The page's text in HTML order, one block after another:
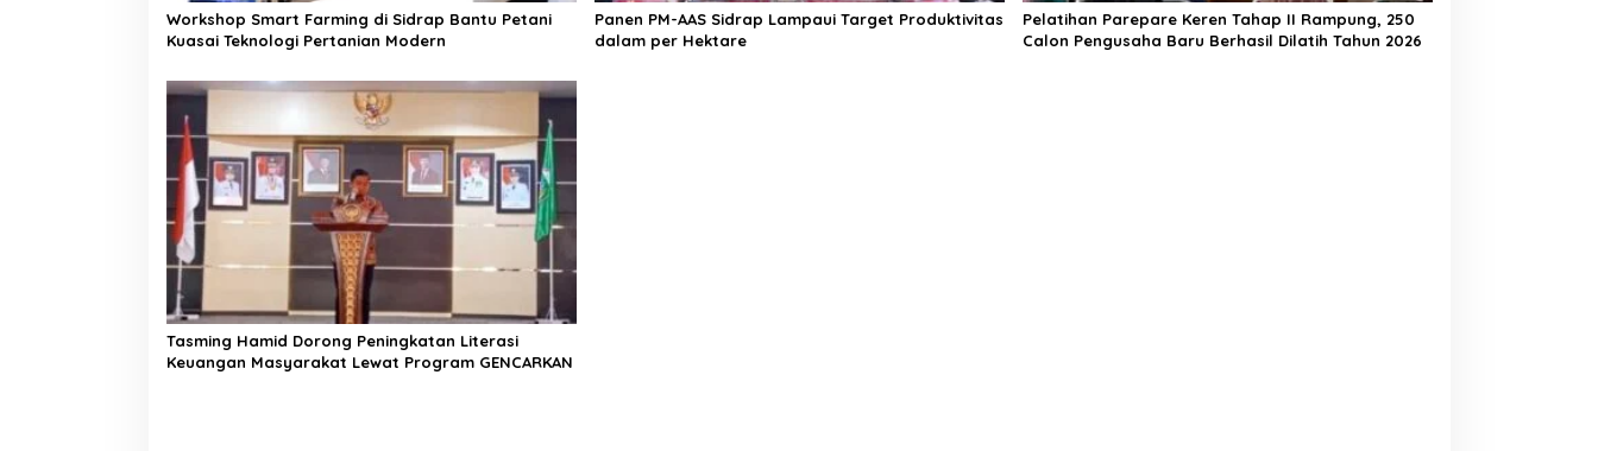
Workshop Smart Farming di Sidrap Bantu Petani
Kuasai Teknologi Pertanian Modern
Panen PM-AAS Sidrap Lampaui Target Produktivitas
dalam per Hektare
Pelatihan Parepare Keren Tahap II Rampung, 250
Calon Pengusaha Baru Berhasil Dilatih Tahun 2026
Tasming Hamid Dorong Peningkatan Literasi
Keuangan Masyarakat Lewat Program GENCARKAN